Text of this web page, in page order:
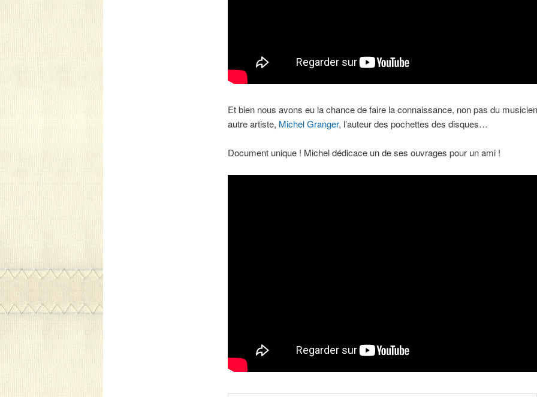
Et bien nous avons eu la chance de faire la connaissance, non pas du
autre artiste, Michel Granger, l’auteur des pochettes des disques…
Document unique ! Michel dédicace un de ses ouvrages pour un ami !